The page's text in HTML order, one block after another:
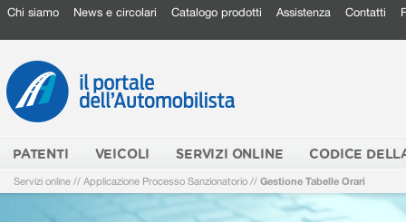
Chi siamo News e circolari Catalogo prodotti Assistenza Contatti
PATENTI VEICOLI SERVIZI ONLINE CODICE
Servizi online // Applicazione Processo Sanzionatorio // Gestione Tabelle Orari